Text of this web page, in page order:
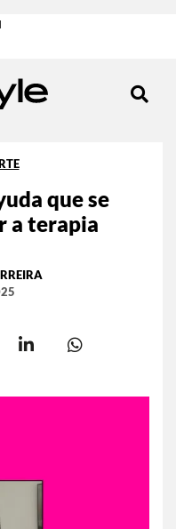
que se
a terapia